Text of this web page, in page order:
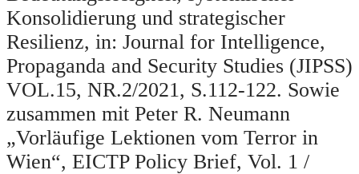
Konsolidierung und strategischer
Resilienz, in: Journal for Intelligence,
Propaganda and Security Studies (JIPSS)
VOL.15, NR.2/2021, S.112-122. Sowie
zusammen mit Peter R. Neumann
„Vorläufige Lektionen vom Terror in
Wien“, EICTP Policy Brief, Vol. 1 /